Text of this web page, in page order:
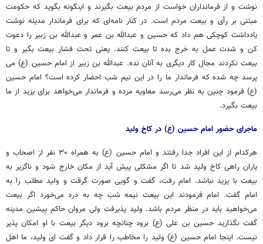
نوشت و از فرمانداران خواست از مردم بیعت بگیرند و اینگونه بگوید که حکومت
مبتنی بر رأی و بیعت مردم است. در کنار نامه‌ای که برای فرماندار مدینه نوشت
یادداشت کوچکی هم داد که حسین و عبدالله بن عمر و عبدالله بن زبیر را دعوت
کن و شدت عمل به خرج بدهتا بیعت کنند. یعنی تحت فشار بیعت بگیر و تا
بیعت نکردند مجال کار دیگری به آنان نده. عبدالله بن زبیر از امام حسین (ع)می
پرسد چه شده که فرماندار ما را در این نیم شب احضار کرده است؟ امام حسین
(ع) فرمود چنین به نظر می‌رسد معاویه مرده و فرماندار می‌خواهد برای یزید از ما
بیعت بگیرد.
ماجرای حضور امام حسین (ع) در کاخ ولید
هرکدام از این افراد جدا رفتند و امام حسین (ع)
به همراه ۳۰ نفر از اصحاب و
یاران راهی کاخ ولید شد تا اگر مشکلی پیش آید از مکان خارج شود و ناگزیر به
بیعت با یزید نباشد. امام رفت، گفت و گویی صورت گرفت و ولید مطلب را به
امام گفت. امام فرمودند این بیعت نیمه شب چه به درد می‌خورد اگر بیعت
می‌خواهید باید در منظر مردم باشد. ولید پذیرفت ولی مروان حاکم پیشین مدینه
گفت نگذارید حسین بن علی (ع) برود چنانچه برود دیگر بیعت با او امکان پذیر
نیست. اینجا امام حسین (ع)ولید را مخاطب را قرار داد و گفت ایولید، ما اهل